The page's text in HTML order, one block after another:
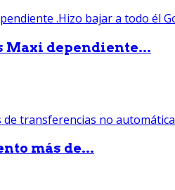
Maxi dependiente...
más de...